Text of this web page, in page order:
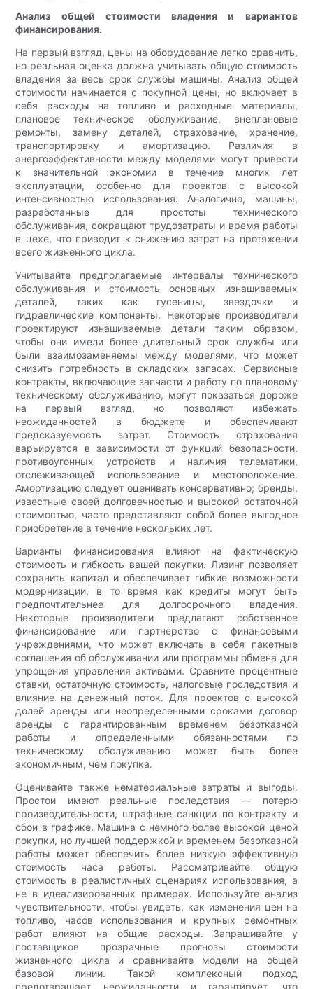
Анализ общей стоимости владения и вариантов
финансирования.
На первый взгляд, цены на оборудование легко сравнить,
но реальная оценка должна учитывать общую стоимость
владения за весь срок службы машины. Анализ общей
стоимости начинается с покупной цены, но включает в
себя расходы на топливо и расходные материалы,
плановое техническое обслуживание, внеплановые
ремонты, замену деталей, страхование, хранение,
транспортировку и амортизацию. Различия в
энергоэффективности между моделями могут привести
к значительной экономии в течение многих лет
эксплуатации, особенно для проектов с высокой
интенсивностью использования. Аналогично, машины,
разработанные для простоты технического
обслуживания, сокращают трудозатраты и время работы
в цехе, что приводит к снижению затрат на протяжении
всего жизненного цикла.
Учитывайте предполагаемые интервалы технического
обслуживания и стоимость основных изнашиваемых
деталей, таких как гусеницы, звездочки и
гидравлические компоненты. Некоторые производители
проектируют изнашиваемые детали таким образом,
чтобы они имели более длительный срок службы или
были взаимозаменяемы между моделями, что может
снизить потребность в складских запасах. Сервисные
контракты, включающие запчасти и работу по плановому
техническому обслуживанию, могут показаться дороже
на первый взгляд, но позволяют избежать
неожиданностей в бюджете и обеспечивают
предсказуемость затрат. Стоимость страхования
варьируется в зависимости от функций безопасности,
противоугонных устройств и наличия телематики,
отслеживающей использование и местоположение.
Амортизацию следует оценивать консервативно; бренды,
известные своей долговечностью и высокой остаточной
стоимостью, часто представляют собой более выгодное
приобретение в течение нескольких лет.
Варианты финансирования влияют на фактическую
стоимость и гибкость вашей покупки. Лизинг позволяет
сохранить капитал и обеспечивает гибкие возможности
модернизации, в то время как кредиты могут быть
предпочтительнее для долгосрочного владения.
Некоторые производители предлагают собственное
финансирование или партнерство с финансовыми
учреждениями, что может включать в себя пакетные
соглашения об обслуживании или программы обмена для
упрощения управления активами. Сравните процентные
ставки, остаточную стоимость, налоговые последствия и
влияние на денежный поток. Для проектов с высокой
долей аренды или неопределенными сроками договор
аренды с гарантированным временем безотказной
работы и определенными обязанностями по
техническому обслуживанию может быть более
экономичным, чем покупка.
Оценивайте также нематериальные затраты и выгоды.
Простои имеют реальные последствия — потерю
производительности, штрафные санкции по контракту и
сбои в графике. Машина с немного более высокой ценой
покупки, но лучшей поддержкой и временем безотказной
работы может обеспечить более низкую эффективную
стоимость часа работы. Рассматривайте общую
стоимость в реалистичных сценариях использования, а
не в идеализированных примерах. Используйте анализ
чувствительности, чтобы увидеть, как изменения цен на
топливо, часов использования и крупных ремонтных
работ влияют на общие расходы. Запрашивайте у
поставщиков прозрачные прогнозы стоимости
жизненного цикла и сравнивайте модели на общей
базовой линии. Такой комплексный подход